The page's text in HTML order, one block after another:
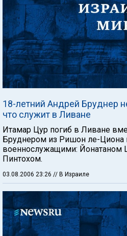
18-летний Андрей Бруднер
что служит в Ливане
Итамар Цур погиб в Ливане
Бруднером из Ришон ле-Циона
военнослужащими: Йонатаном
Пинтохом.
03.08.2006 23:26 // В Израиле